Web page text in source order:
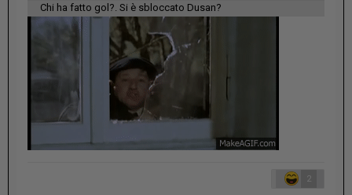
Chi ha fatto gol?. Si è sbloccato Dusan?
2